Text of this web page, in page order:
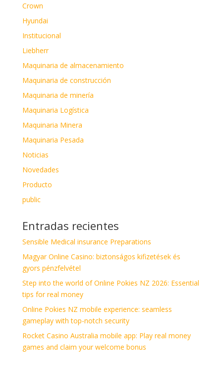
Crown
Hyundai
Institucional
Liebherr
Maquinaria de almacenamiento
Maquinaria de construcción
Maquinaria de minería
Maquinaria Logística
Maquinaria Minera
Maquinaria Pesada
Noticias
Novedades
Producto
public
Entradas recientes
Sensible Medical insurance Preparations
Magyar Online Casino: biztonságos kifizetések és
gyors pénzfelvétel
Step into the world of Online Pokies NZ 2026: Essential
tips for real money
Online Pokies NZ mobile experience: seamless
gameplay with top-notch security
Rocket Casino Australia mobile app: Play real money
games and claim your welcome bonus